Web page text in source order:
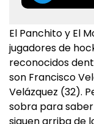
El Panchito y El
jugadores de
reconocidos
son Francisco
Velázquez (32).
sobra para